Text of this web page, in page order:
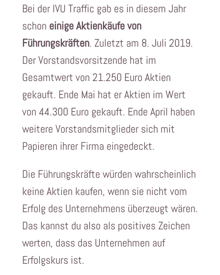
Bei der IVU Traffic gab es in diesem Jahr
schon einige Aktienkäufe von
Führungskräften. Zuletzt am 8. Juli 2019.
Der Vorstandsvorsitzende hat im
Gesamtwert von 21.250 Euro Aktien
gekauft. Ende Mai hat er Aktien im Wert
von 44.300 Euro gekauft. Ende April haben
weitere Vorstandsmitglieder sich mit
Papieren ihrer Firma eingedeckt.
Die Führungskräfte würden wahrscheinlich
keine Aktien kaufen, wenn sie nicht vom
Erfolg des Unternehmens überzeugt wären.
Das kannst du also als positives Zeichen
werten, dass das Unternehmen auf
Erfolgskurs ist.